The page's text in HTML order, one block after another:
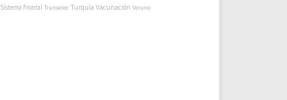
Sistema Frontal Transelec Turquía Vacunación Verano